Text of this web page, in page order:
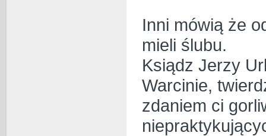
Inni mówią że
mieli ślubu.
Ksiądz Jerzy
Warcinie,
zdaniem ci